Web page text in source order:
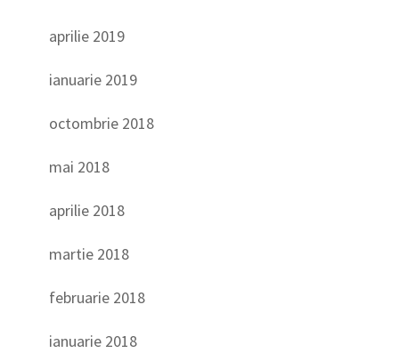
aprilie 2019
ianuarie 2019
octombrie 2018
mai 2018
aprilie 2018
martie 2018
februarie 2018
ianuarie 2018